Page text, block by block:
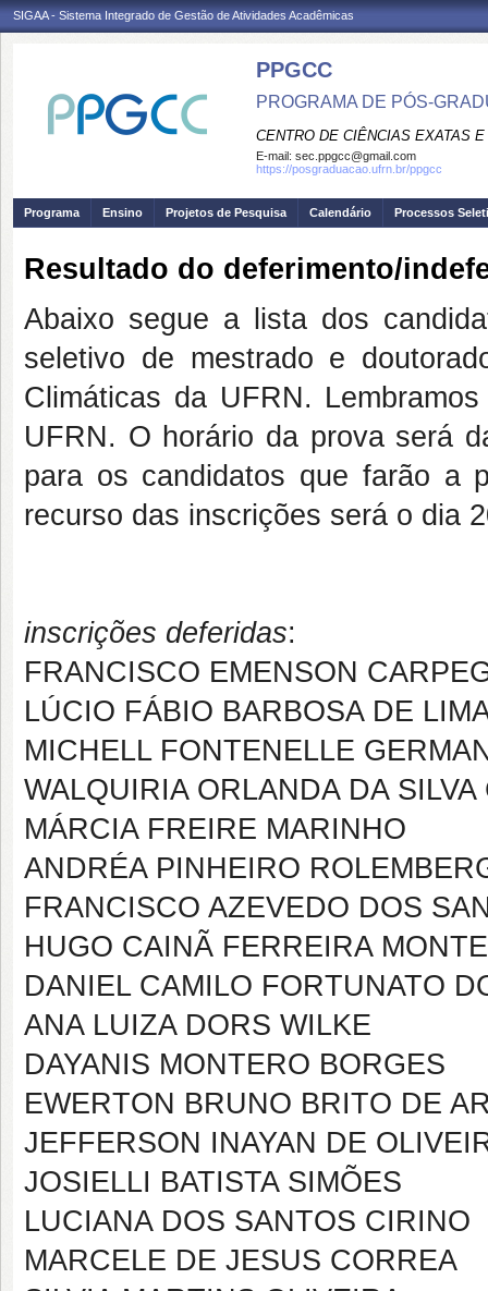
SIGAA - Sistema Integrado de Gestão de Atividades Acadêmicas
PPGCC
PROGRAMA DE PÓS-
CENTRO DE CIÊNCIAS EXATAS
E-mail: sec.ppgcc@gmail.com
https://posgraduacao.ufrn.br/ppgcc
Programa Ensino Projetos de Pesquisa Calendário Processos
Resultado do deferimento/
Abaixo segue a lista dos
seletivo de mestrado e
Climáticas da UFRN.
UFRN. O horário da prova será
para os candidatos que farão a
recurso das inscrições será o dia
inscrições deferidas:
FRANCISCO EMENSON
LÚCIO FÁBIO BARBOSA DE
MICHELL FONTENELLE
WALQUIRIA ORLANDA DA
MÁRCIA FREIRE MARINHO
ANDRÉA PINHEIRO
FRANCISCO AZEVEDO DOS
HUGO CAINÃ FERREIRA
DANIEL CAMILO FORTUNATO
ANA LUIZA DORS WILKE
DAYANIS MONTERO BORGES
EWERTON BRUNO BRITO DE
JEFFERSON INAYAN DE
JOSIELLI BATISTA SIMÕES
LUCIANA DOS SANTOS CIRINO
MARCELE DE JESUS CORREA